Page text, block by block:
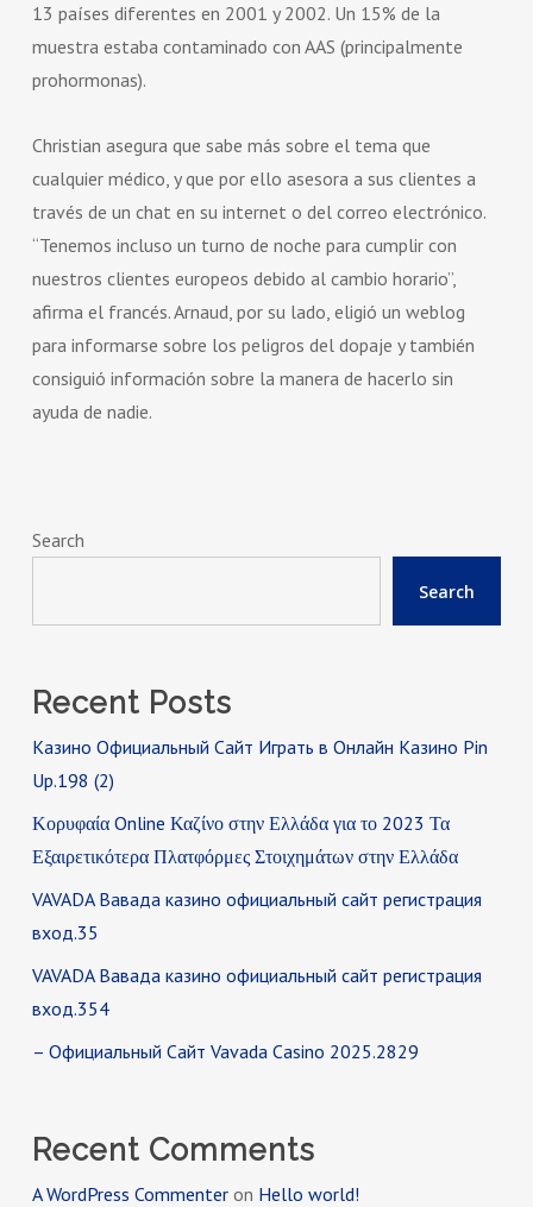
13 países diferentes en 2001 y 2002. Un 15% de la
muestra estaba contaminado con AAS (principalmente
prohormonas).
Christian asegura que sabe más sobre el tema que
cualquier médico, y que por ello asesora a sus clientes a
través de un chat en su internet o del correo electrónico.
“Tenemos incluso un turno de noche para cumplir con
nuestros clientes europeos debido al cambio horario”,
afirma el francés. Arnaud, por su lado, eligió un weblog
para informarse sobre los peligros del dopaje y también
consiguió información sobre la manera de hacerlo sin
ayuda de nadie.
Search
Search
Recent Posts
Казино Официальный Сайт Играть в Онлайн Казино Pin
Up.198 (2)
Κορυφαία Online Καζίνο στην Ελλάδα για το 2023 Τα
Εξαιρετικότερα Πλατφόρμες Στοιχημάτων στην Ελλάδα
VAVADA Вавада казино официальный сайт регистрация
вход.35
VAVADA Вавада казино официальный сайт регистрация
вход.354
– Официальный Сайт Vavada Casino 2025.2829
Recent Comments
A WordPress Commenteron Hello world!